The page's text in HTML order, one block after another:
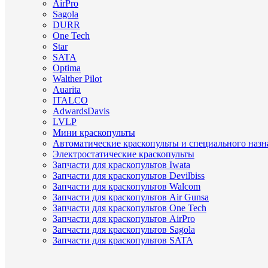
AirPro
Sagola
DURR
One Tech
Star
SATA
Optima
Walther Pilot
Auarita
ITALCO
AdwardsDavis
LVLP
Мини краскопульты
Автоматические краскопульты и специального
Электростатические краскопульты
Запчасти для краскопультов Iwata
Запчасти для краскопультов Devilbiss
Запчасти для краскопультов Walcom
Запчасти для краскопультов Air Gunsa
Запчасти для краскопультов One Tech
Запчасти для краскопультов AirPro
Запчасти для краскопультов Sagola
Запчасти для краскопультов SATA